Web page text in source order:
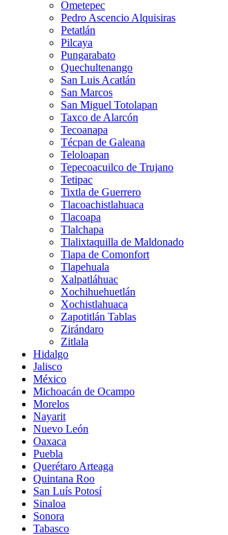
Ometepec
Pedro Ascencio Alquisiras
Petatlán
Pilcaya
Pungarabato
Quechultenango
San Luis Acatlán
San Marcos
San Miguel Totolapan
Taxco de Alarcón
Tecoanapa
Técpan de Galeana
Teloloapan
Tepecoacuilco de Trujano
Tetipac
Tixtla de Guerrero
Tlacoachistlahuaca
Tlacoapa
Tlalchapa
Tlalixtaquilla de Maldonado
Tlapa de Comonfort
Tlapehuala
Xalpatláhuac
Xochihuehuetlán
Xochistlahuaca
Zapotitlán Tablas
Zirándaro
Zitlala
Hidalgo
Jalisco
México
Michoacán de Ocampo
Morelos
Nayarit
Nuevo León
Oaxaca
Puebla
Querétaro Arteaga
Quintana Roo
San Luís Potosí
Sinaloa
Sonora
Tabasco